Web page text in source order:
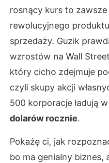
rosnący kurs to zawsze
rewolucyjnego
sprzedaży. Guzik
wzrostów na Wall
który cicho zdejmuje
czyli skupy akcji
500 korporacje ładują
dolarów rocznie.
Pokażę ci, jak
bo ma genialny biznes,